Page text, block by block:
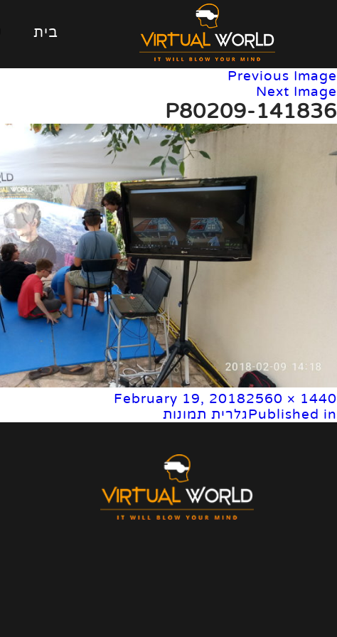
בית
Previous Image
Next Image
P80209-141836
Posted
on
February 19, 2018
Full
size
2560 × 1440
POST
Published inגלרית תמונות